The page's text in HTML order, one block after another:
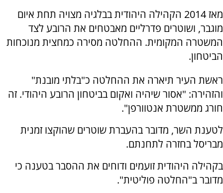
מאז 2014 הקהילה היהודית בבלגיה מצויה תחת איום
מוגבר, ושוטרים פדרליים מאבטחים את הרובע לצד
המשטרה המקומית. ההחלטה מסירה כמחצית מנוכחות
הביטחון.
ראשת העיר תיארה את ההחלטה כ"בלתי מובנת"
והזהירה: "אסור שיהיה ואקום בביטחון הרובע היהודי. זה
חורג ממשטרת אנטוורפן".
לטענת השר, מדובר בהעברת שוטרים שהוקצו זמנית
מבריסל בחזרה לתחנתם.
בקהילה היהודית זועמים ודוחים את ההסבר בטענה כי
מדובר ב"החלטה פוליטית".